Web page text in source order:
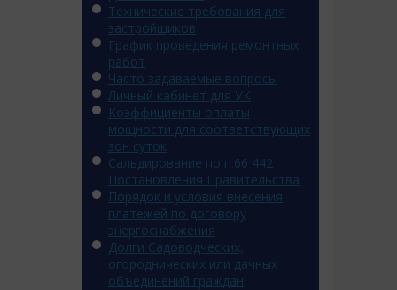
Технические требования для
застройщиков
График проведения ремонтных
работ
Часто задаваемые вопросы
Личный кабинет для УК
Коэффициенты оплаты
мощности для соответствующих
зон суток
Сальдирование по п.66 442
Постановления Правительства
Порядок и условия внесения
платежей по договору
энергоснабжения
Долги Садоводческих,
огороднических или дачных
объединений граждан